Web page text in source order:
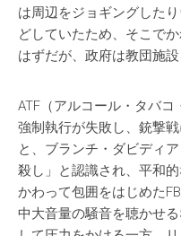
は周辺をジョギングした
どしていたため、そこで
はずだが、政府は教団施
ATF（アルコール・タバ
強制執行が失敗し、銃撃
と、ブランチ・ダビディ
殺し」と認識され、平和
かわって包囲をはじめた
中大音量の騒音を聴かせ